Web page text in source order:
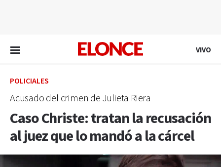
VIVO
POLICIALES
Acusado del crimen de Julieta Riera
Caso Christe: tratan la recusación
al juez que lo mandó a la cárcel